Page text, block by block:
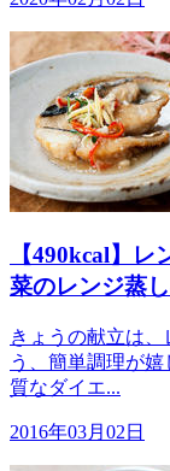
【490kcal】
菜のレンジ蒸
きょうの献立は
う、簡単調理が
質なダイエ...
2016年03月02日